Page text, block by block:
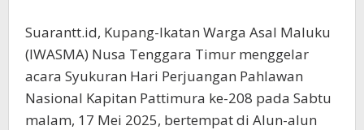
Suarantt.id, Kupang-Ikatan Warga Asal Maluku
(IWASMA) Nusa Tenggara Timur menggelar
acara Syukuran Hari Perjuangan Pahlawan
Nasional Kapitan Pattimura ke-208 pada Sabtu
malam, 17 Mei 2025, bertempat di Alun-alun